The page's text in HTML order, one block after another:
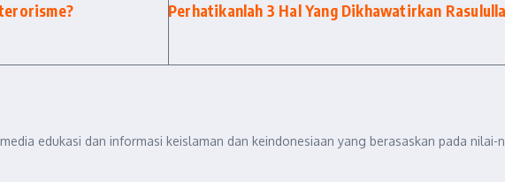
Perhatikanlah 3 Hal Yang Dikhawatirkan
edukasi dan informasi keislaman dan keindonesiaan yang berasaskan pada